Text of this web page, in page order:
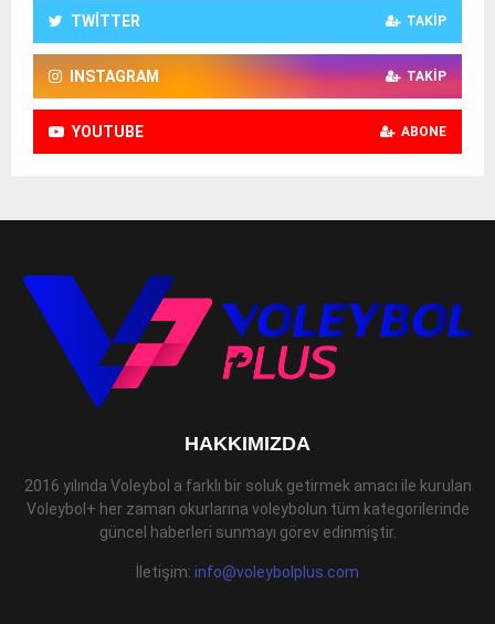
TWITTER TAKIP
INSTAGRAM TAKIP
YOUTUBE ABONE
HAKKIMIZDA
2016 yılında Voleybol a farklı bir soluk getirmek amacı ile kurulan
Voleybol+ her zaman okurlarına voleybolun tüm kategorilerinde
güncel haberleri sunmayı görev edinmiştir.
İletişim: info@voleybolplus.com